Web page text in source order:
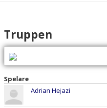
KONTAKT
Truppen
Spelare
Adrian Hejazi